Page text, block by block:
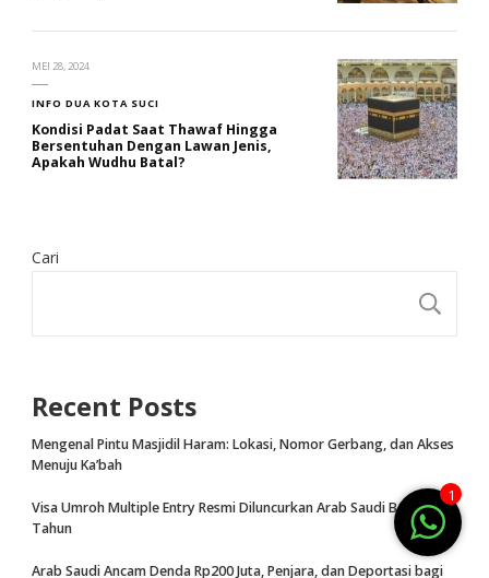
MEI 28, 2024
INFO DUA KOTA SUCI
Kondisi Padat Saat Thawaf Hingga
Bersentuhan Dengan Lawan Jenis,
Apakah Wudhu Batal?
Cari
Recent Posts
Mengenal Pintu Masjidil Haram: Lokasi, Nomor Gerbang, dan Akses
Menuju Ka’bah
Visa Umroh Multiple Entry Resmi Diluncurkan Arab Saudi Berlaku 1
Tahun
Arab Saudi Ancam Denda Rp200 Juta, Penjara, dan Deportasi bagi
1